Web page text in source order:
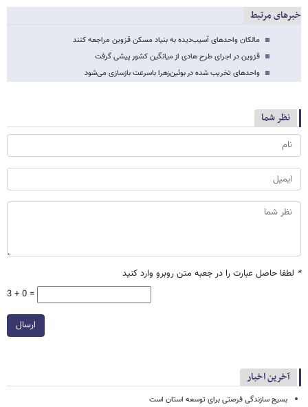
خبرهای مرتبط
مالکان واحدهای آسیب‌دیده به بنیاد مسکن قزوین مراجعه کنند
قزوین در اجرای طرح هادی از میانگین کشور پیشی گرفت
واحدهای تخریب شده در بوئین‌زهرا باسرعت بازسازی می‌شود
نظر شما
* لطفا حاصل عبارت را در جعبه متن روبرو وارد کنید
3 + 0 =
ارسال
آخرین اخبار
بسیج سازندگی فرصتی برای توسعه استان است